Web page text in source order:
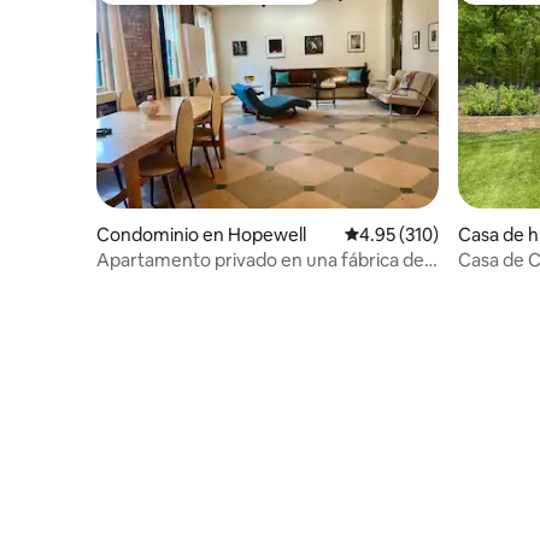
Condominio en Hopewell Calificación promedio:
4.95 (310)
Apartamento privado en una fábrica de
Casa de
ewater
Casa de